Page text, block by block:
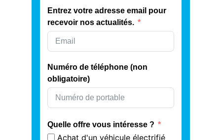
Entrez votre adresse email pour
recevoir nos actualités.
Numéro de téléphone (non
obligatoire)
Quelle offre vous intéresse ?
Achat d'un véhicule électrifié